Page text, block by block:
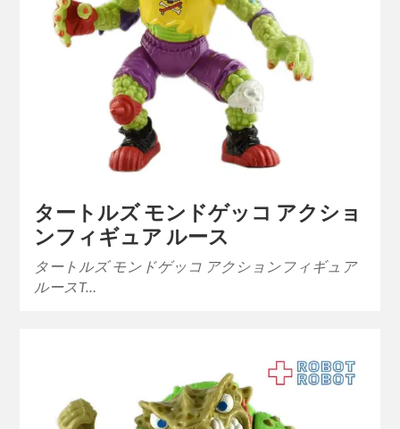
タートルズ モンドゲッコ アクショ
ンフィギュア ルース
タートルズ モンドゲッコ アクションフィギュア
ルースT…